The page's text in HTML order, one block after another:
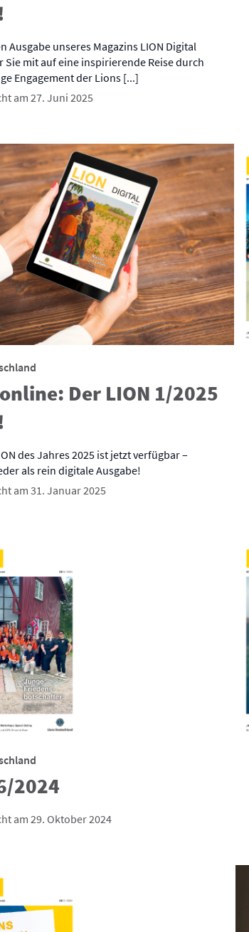
Ausgabe unseres Magazins LION Digital
Sie mit auf eine inspirierende Reise durch
Engagement der Lions [...]
am 27. Juni 2025
Der LION 1/2025
des Jahres 2025 ist jetzt verfügbar –
als rein digitale Ausgabe!
am 31. Januar 2025
2024
am 29. Oktober 2024